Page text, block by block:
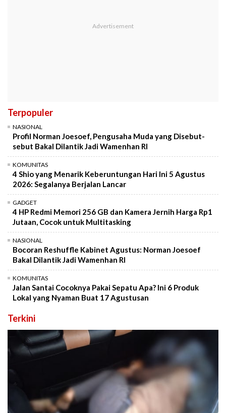
Terpopuler
NASIONAL
Profil Norman Joesoef, Pengusaha Muda yang Disebut-
sebut Bakal Dilantik Jadi Wamenhan RI
KOMUNITAS
4 Shio yang Menarik Keberuntungan Hari Ini 5 Agustus
2026: Segalanya Berjalan Lancar
GADGET
4 HP Redmi Memori 256 GB dan Kamera Jernih Harga Rp1
Jutaan, Cocok untuk Multitasking
NASIONAL
Bocoran Reshuffle Kabinet Agustus: Norman Joesoef
Bakal Dilantik Jadi Wamenhan RI
KOMUNITAS
Jalan Santai Cocoknya Pakai Sepatu Apa? Ini 6 Produk
Lokal yang Nyaman Buat 17 Agustusan
Terkini